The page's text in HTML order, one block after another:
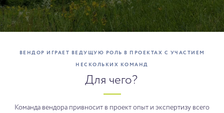
ВЕНДОР ИГРАЕТ ВЕДУЩУЮ РОЛЬ В ПРОЕКТАХ С УЧАСТИЕМ
НЕСКОЛЬКИХ КОМАНД
Для чего?
Команда вендора привносит в проект опыт и экспертизу всего